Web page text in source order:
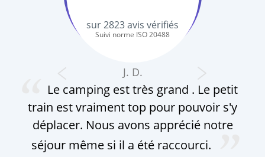
sur2823avis vérifiés
Suivi norme ISO 20488
J. D.
Le camping est très grand . Le petit
train est vraiment top pour pouvoir s'y
déplacer. Nous avons apprécié notre
séjour même si il a été raccourci.